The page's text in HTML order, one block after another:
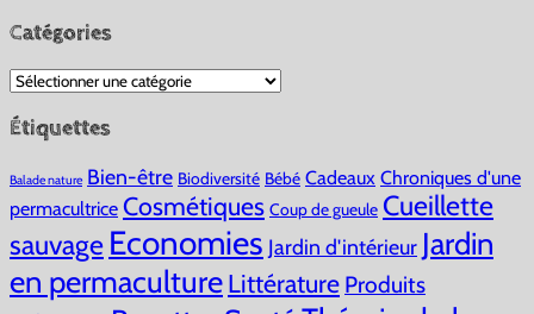
Catégories
Catégories
Étiquettes
Balade nature Bien-être Biodiversité Bébé Cadeaux Chroniques d'une
permacultrice Cosmétiques Coup de gueule Cueillette
sauvage Economies Jardin d'intérieur Jardin
en permacultureLittérature Produits